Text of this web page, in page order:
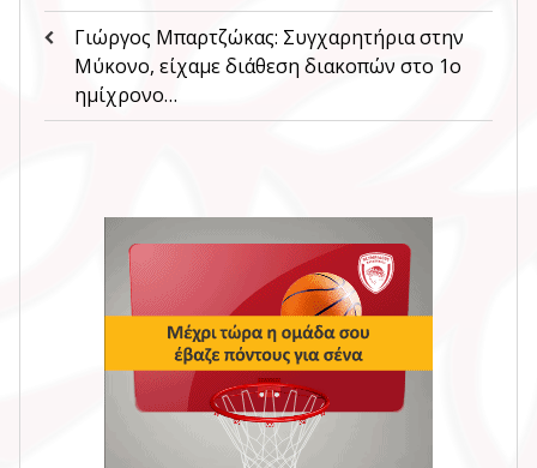
Γιώργος Μπαρτζώκας: Συγχαρητήρια στην
Μύκονο, είχαμε διάθεση διακοπών στο 1ο
ημίχρονο…